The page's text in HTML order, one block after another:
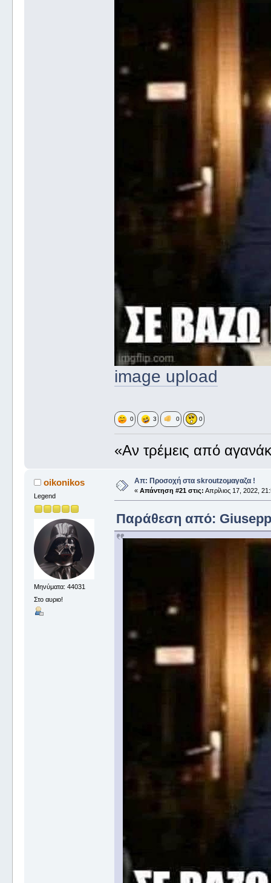
image upload
0 3 0 0
«Αν τρέμεις από
oikonikos
Legend
Μηνύματα: 44031
Στο αυριο!
Απ: Προσοχή στα skroutzομαγαζα !
« Απάντηση #21 στις: Απρίλιος 17, 2022,
Παράθεση από: